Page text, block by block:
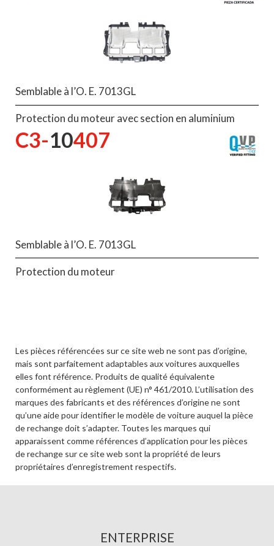
Semblable à l’O. E. 7013GL
Protection du moteur avec section en aluminium
C3-10407
Semblable à l’O. E. 7013GL
Protection du moteur
Les pièces référencées sur ce site web ne sont pas d’origine,
mais sont parfaitement adaptables aux voitures auxquelles
elles font référence. Produits de qualité équivalente
conformément au règlement (UE) n° 461/2010. L’utilisation des
marques des fabricants et des références d’origine ne sont
qu’une aide pour identifier le modèle de voiture auquel la pièce
de rechange doit s’adapter. Toutes les marques qui
apparaissent comme références d’application pour les pièces
de rechange sur ce site web sont la propriété de leurs
propriétaires d’enregistrement respectifs.
ENTERPRISE